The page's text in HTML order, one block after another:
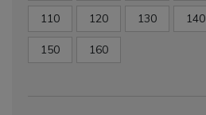
110 120 130 140
150 160